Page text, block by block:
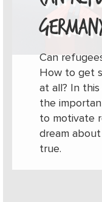
Can
How to get
at all? In this
the
to motivate
dream
true.